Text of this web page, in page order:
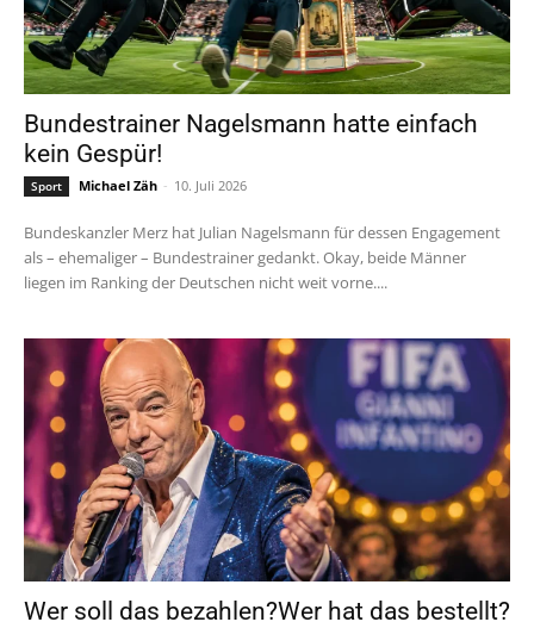
Bundestrainer Nagelsmann hatte einfach
kein Gespür!
Sport Michael Zäh - 10. Juli 2026
Bundeskanzler Merz hat Julian Nagelsmann für dessen Engagement
als – ehemaliger – Bundestrainer gedankt. Okay, beide Männer
liegen im Ranking der Deutschen nicht weit vorne....
Wer soll das bezahlen?Wer hat das bestellt?